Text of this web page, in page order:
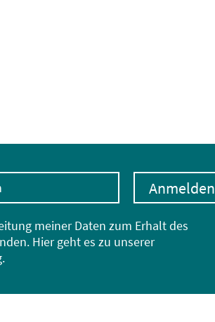
meiner Daten zum Erhalt des
Hier geht es zu unserer
.
Anmelden